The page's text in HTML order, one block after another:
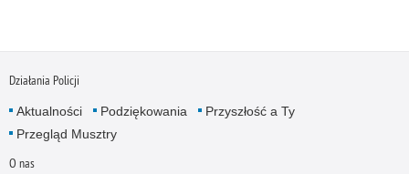
Działania Policji
Aktualności Podziękowania
Przyszłość a Ty
Przegląd Musztry
O nas